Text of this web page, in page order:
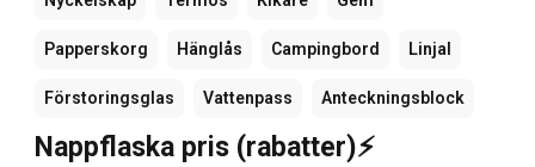
Papperskorg Hänglås Campingbord Linjal
Förstoringsglas Vattenpass Anteckningsblock
Nappflaska pris (rabatter)⚡